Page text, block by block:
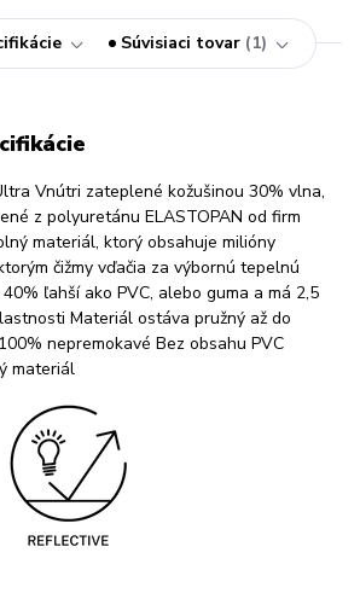
Súvisiaci tovar 1
Vnútri zateplené kožušinou 30% vlna,
z polyuretánu ELASTOPAN od firm
materiál, ktorý obsahuje milióny
čižmy vďačia za výbornú tepelnú
ľahší ako PVC, alebo guma a má 2,5
Materiál ostáva pružný až do
nepremokavé Bez obsahu PVC
materiál